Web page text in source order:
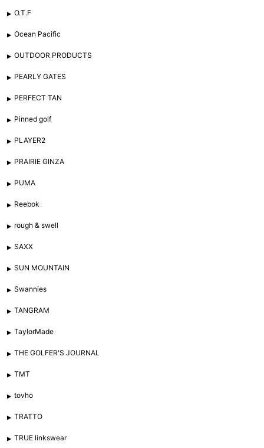
O.T.F
Ocean Pacific
OUTDOOR PRODUCTS
PEARLY GATES
PERFECT TAN
Pinned golf
PLAYER2
PRAIRIE GINZA
PUMA
Reebok
rough & swell
SAXX
SUN MOUNTAIN
Swannies
TANGRAM
TaylorMade
THE GOLFER'S JOURNAL
TMT
tovho
TRATTO
TRUE linkswear